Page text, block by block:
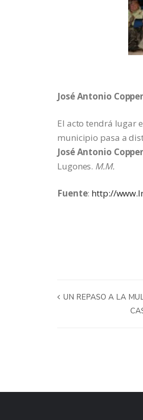
José Antonio
El acto tendrá lugar
municipio pasa a
José Antonio
Lugones. M.M.
Fuente: http://
UN REPASO A LA